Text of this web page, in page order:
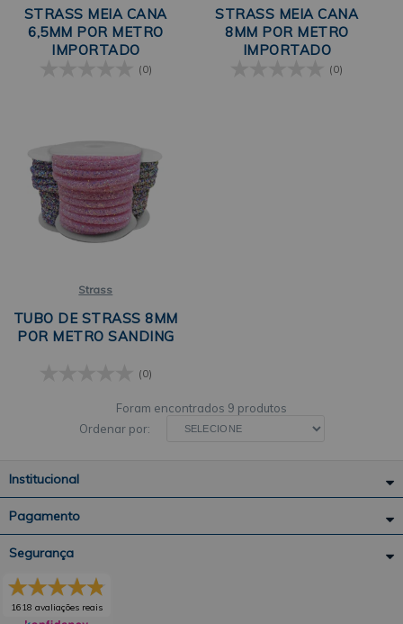
STRASS MEIA CANA
6,5MM POR METRO
IMPORTADO
(0)
STRASS MEIA CANA
8MM POR METRO
IMPORTADO
(0)
Strass
TUBO DE STRASS 8MM
POR METRO SANDING
(0)
9 produtos
Ordenar por:
Institucional
Pagamento
Segurança
1618 avaliações reais